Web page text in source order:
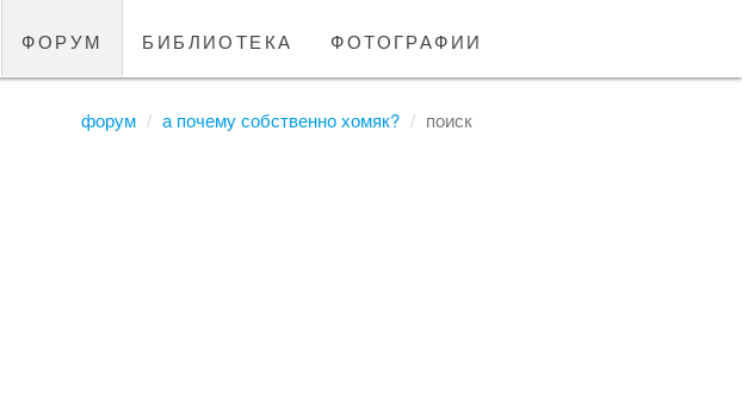
форум библиотека фотографии
форум а почему собственно хомяк? поиск